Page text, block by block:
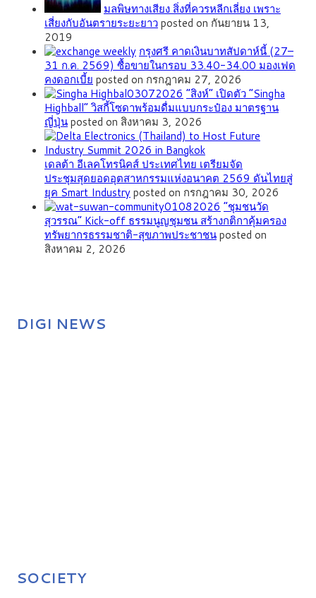
มลพิษทางเสียง สิ่งที่ควรหลีกเลี่ยง เพราะ
เสี่ยงกับอันตรายระยะยาวposted on กันยายน 13,
2019
กรุงศรี คาดเงินบาทสัปดาห์นี้ (27–
31 ก.ค. 2569) ซื้อขายในกรอบ 33.40-34.00 มองเฟด
คงดอกเบี้ย posted on กรกฎาคม 27, 2026
“สิงห์” เปิดตัว “Singha
Highball” วิสกี้โซดาพร้อมดื่มแบบกระป๋อง มาตรฐาน
ญี่ปุ่นposted on สิงหาคม 3, 2026
เดลต้า อีเลคโทรนิคส์ ประเทศไทย เตรียมจัด
ประชุมสุดยอดอุตสาหกรรมแห่งอนาคต 2569 ดันไทยสู่
ยุค Smart Industryposted on กรกฎาคม 30, 2026
”ชุมชนวัด
สุวรรณ” Kick-off ธรรมนูญชุมชน สร้างกติกาคุ้มครอง
ทรัพยากรธรรมชาติ-สุขภาพประชาชนposted on
สิงหาคม 2, 2026
DIGI NEWS
SOCIETY